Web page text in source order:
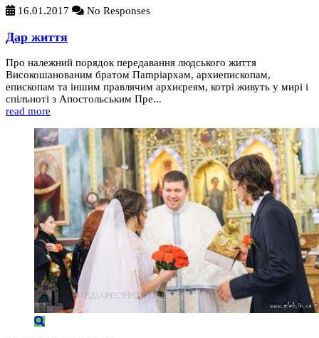
16.01.2017 No Responses
Дар життя
Про належний порядок передавання людського життя
Високошанованим братом Пampіархам, архиепископам,
епископам та іншим правлячим архиєреям, котрі живуть у мирі i
спілъноті з Апостольським Пре...
read more